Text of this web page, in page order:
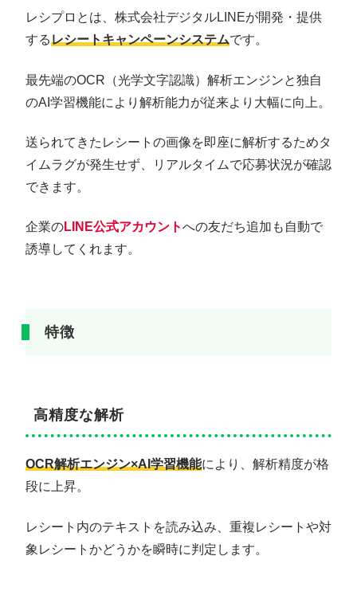
レシプロとは、株式会社デジタルLINEが開発・提供
するレシートキャンペーンシステムです。
最先端のOCR（光学文字認識）解析エンジンと独自
のAI学習機能により解析能力が従来より大幅に向上。
送られてきたレシートの画像を即座に解析するためタ
イムラグが発生せず、リアルタイムで応募状況が確認
できます。
企業のLINE公式アカウントへの友だち追加も自動で
誘導してくれます。
特徴
高精度な解析
OCR解析エンジン×AI学習機能により、解析精度が格
段に上昇。
レシート内のテキストを読み込み、重複レシートや対
象レシートかどうかを瞬時に判定します。